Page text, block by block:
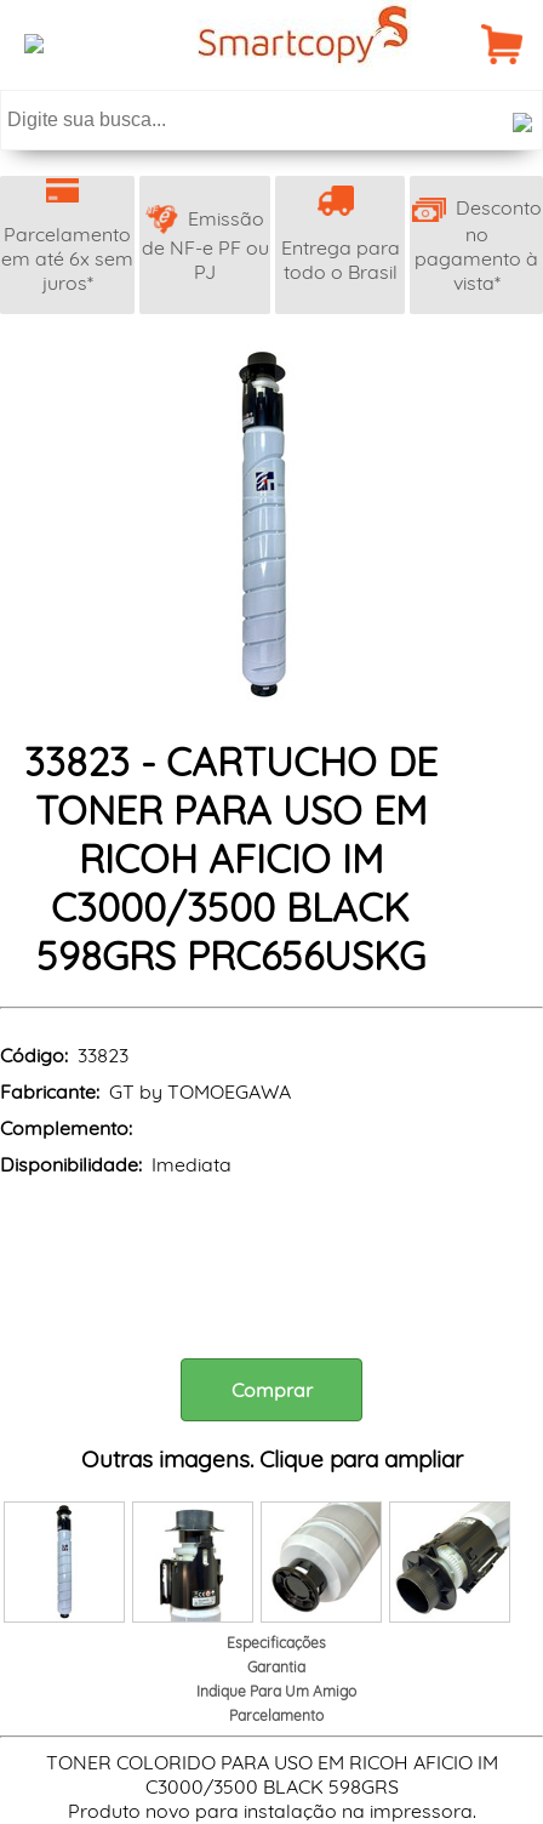
Parcelamento
em até 6x sem
juros*
Emissão
de NF-e PF ou
PJ
Entrega para
todo o Brasil
Desconto
no
pagamento à
vista*
33823 - CARTUCHO DE
TONER PARA USO EM
RICOH AFICIO IM
C3000/3500 BLACK
598GRS PRC656USKG
Código: 33823
Fabricante: GT by TOMOEGAWA
Complemento:
Disponibilidade: Imediata
Comprar
Outras imagens. Clique para ampliar
Especificações
Garantia
Indique Para Um Amigo
Parcelamento
TONER COLORIDO PARA USO EM RICOH AFICIO IM
C3000/3500 BLACK 598GRS
Produto novo para instalação na impressora.